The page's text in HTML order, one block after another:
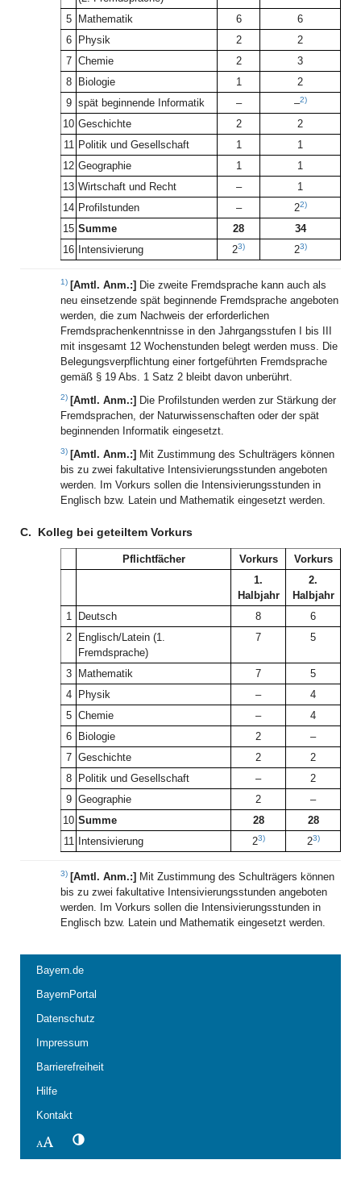
5
Mathematik 6
6
6
Physik 2
2
7 Chemie 2
3
8
Biologie 1
2
9 spät beginnende Informatik – –2)
10 Geschichte 2
2
11 Politik und Gesellschaft 1
1
12 Geographie 1
1
13 Wirtschaft und Recht –
1
14 Profilstunden – 22)
15 Summe 28
34
16 Intensivierung 23) 23)
1) [Amtl. Anm.:] Die zweite Fremdsprache kann auch als
neu einsetzende spät beginnende Fremdsprache angeboten
werden, die zum Nachweis der erforderlichen
Fremdsprachenkenntnisse in den Jahrgangsstufen I bis III
mit insgesamt 12 Wochenstunden belegt werden muss. Die
Belegungsverpflichtung einer fortgeführten Fremdsprache
gemäß § 19 Abs. 1 Satz 2 bleibt davon unberührt.
2) [Amtl. Anm.:] Die Profilstunden werden zur Stärkung der
Fremdsprachen, der Naturwissenschaften oder der spät
beginnenden Informatik eingesetzt.
3) [Amtl. Anm.:] Mit Zustimmung des Schulträgers können
bis zu zwei fakultative Intensivierungsstunden angeboten
werden. Im Vorkurs sollen die Intensivierungsstunden in
Englisch bzw. Latein und Mathematik eingesetzt werden.
C. Kolleg bei geteiltem Vorkurs
Pflichtfächer Vorkurs
Vorkurs
1.
Halbjahr
2.
Halbjahr
1
Deutsch 8
6
2
Englisch/Latein (1.
Fremdsprache)
7 5
3 Mathematik 7
5
4
Physik –
4
5 Chemie –
4
6
Biologie 2
–
7 Geschichte 2
2
8
Politik und Gesellschaft –
2
9 Geographie 2
–
10 Summe 28
28
11
Intensivierung 23) 23)
3) [Amtl. Anm.:] Mit Zustimmung des Schulträgers können
bis zu zwei fakultative Intensivierungsstunden angeboten
werden. Im Vorkurs sollen die Intensivierungsstunden in
Englisch bzw. Latein und Mathematik eingesetzt werden.
Bayern.de
BayernPortal
Datenschutz
Impressum
Barrierefreiheit
Hilfe
Kontakt
SchriftgrößeKontrastwechsel